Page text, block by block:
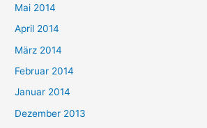
Mai 2014
April 2014
März 2014
Februar 2014
Januar 2014
Dezember 2013